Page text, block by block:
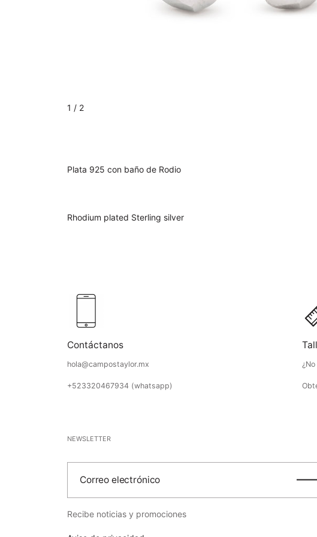
1 / 2
Plata 925 con baño de Rodio
Rhodium plated Sterling silver
Contáctanos
hola@campostaylor.mx
+523320467934 (whatsapp)
NEWSLETTER
Recibe noticias y promociones
Se
Inicie
deseos y